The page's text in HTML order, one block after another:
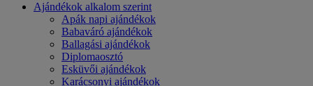
Ajándékok alkalom szerint
Apák napi ajándékok
Babaváró ajándékok
Ballagási ajándékok
Diplomaosztó
Esküvői ajándékok
Karácsonyi ajándékok